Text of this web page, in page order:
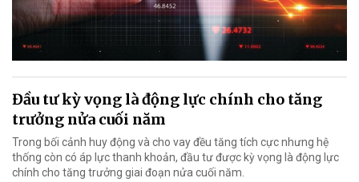
Đầu tư kỳ vọng là động lực chính cho tăng
trưởng nửa cuối năm
Trong bối cảnh huy động và cho vay đều tăng tích cực nhưng hệ
thống còn có áp lực thanh khoản, đầu tư được kỳ vọng là động lực
chính cho tăng trưởng giai đoạn nửa cuối năm.